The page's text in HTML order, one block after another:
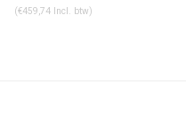
- Compleet LED spectrum 385 to 515nm
(€459,74 Incl. btw)